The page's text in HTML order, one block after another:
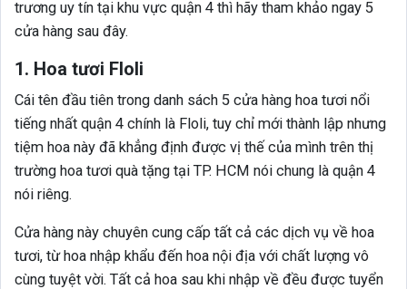
trương uy tín tại khu vực quận 4 thì hãy tham khảo ngay 5
cửa hàng sau đây.
1. Hoa tươi Floli
Cái tên đầu tiên trong danh sách 5 cửa hàng hoa tươi nổi
tiếng nhất quận 4 chính là Floli, tuy chỉ mới thành lập nhưng
tiệm hoa này đã khẳng định được vị thế của mình trên thị
trường hoa tươi quà tặng tại TP. HCM nói chung là quận 4
nói riêng.
Cửa hàng này chuyên cung cấp tất cả các dịch vụ về hoa
tươi, từ hoa nhập khẩu đến hoa nội địa với chất lượng vô
cùng tuyệt vời. Tất cả hoa sau khi nhập về đều được tuyển